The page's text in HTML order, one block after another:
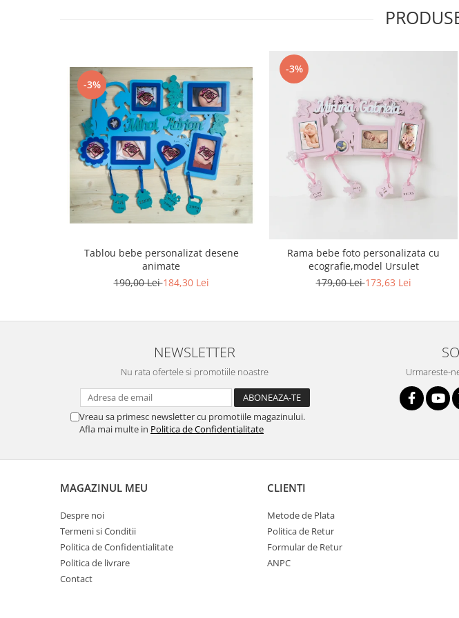
-3%
Tablou bebe personalizat desene
animate
190,00 Lei184,30 Lei
-3%
Rama bebe foto personalizata cu
ecografie,model Ursulet
179,00 Lei173,63 Lei
NEWSLETTER
Nu rata ofertele si promotiile noastre
Vreau sa primesc newsletter cu promotiile magazinului.
Afla mai multe in Politica de Confidentialitate
Urmareste-
MAGAZINUL MEU
Despre noi
Termeni si Conditii
Politica de Confidentialitate
Politica de livrare
Contact
CLIENTI
Metode de Plata
Politica de Retur
Formular de Retur
ANPC